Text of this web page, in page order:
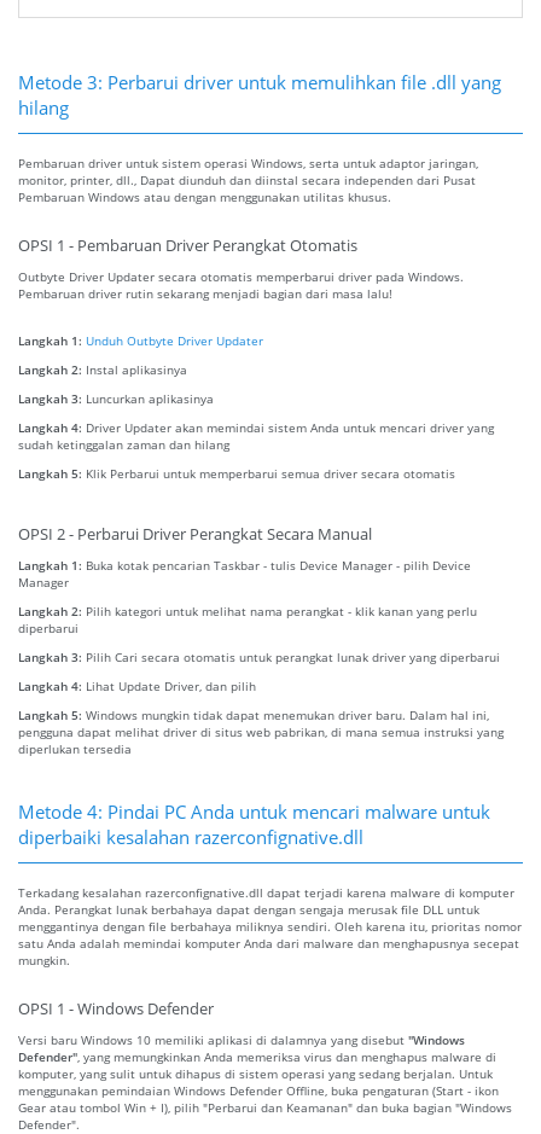
Metode 3: Perbarui driver untuk memulihkan file .dll yang
hilang
Pembaruan driver untuk sistem operasi Windows, serta untuk adaptor jaringan,
monitor, printer, dll., Dapat diunduh dan diinstal secara independen dari Pusat
Pembaruan Windows atau dengan menggunakan utilitas khusus.
OPSI 1 - Pembaruan Driver Perangkat Otomatis
Outbyte Driver Updater secara otomatis memperbarui driver pada Windows.
Pembaruan driver rutin sekarang menjadi bagian dari masa lalu!
Langkah 1: Unduh Outbyte Driver Updater
Langkah 2: Instal aplikasinya
Langkah 3: Luncurkan aplikasinya
Langkah 4: Driver Updater akan memindai sistem Anda untuk mencari driver yang
sudah ketinggalan zaman dan hilang
Langkah 5: Klik Perbarui untuk memperbarui semua driver secara otomatis
OPSI 2 - Perbarui Driver Perangkat Secara Manual
Langkah 1: Buka kotak pencarian Taskbar - tulis Device Manager - pilih Device
Manager
Langkah 2: Pilih kategori untuk melihat nama perangkat - klik kanan yang perlu
diperbarui
Langkah 3: Pilih Cari secara otomatis untuk perangkat lunak driver yang diperbarui
Langkah 4: Lihat Update Driver, dan pilih
Langkah 5: Windows mungkin tidak dapat menemukan driver baru. Dalam hal ini,
pengguna dapat melihat driver di situs web pabrikan, di mana semua instruksi yang
diperlukan tersedia
Metode 4: Pindai PC Anda untuk mencari malware untuk
diperbaiki kesalahan razerconfignative.dll
Terkadang kesalahan razerconfignative.dll dapat terjadi karena malware di komputer
Anda. Perangkat lunak berbahaya dapat dengan sengaja merusak file DLL untuk
menggantinya dengan file berbahaya miliknya sendiri. Oleh karena itu, prioritas nomor
satu Anda adalah memindai komputer Anda dari malware dan menghapusnya secepat
mungkin.
OPSI 1 - Windows Defender
Versi baru Windows 10 memiliki aplikasi di dalamnya yang disebut "Windows
Defender" , yang memungkinkan Anda memeriksa virus dan menghapus malware di
komputer, yang sulit untuk dihapus di sistem operasi yang sedang berjalan. Untuk
menggunakan pemindaian Windows Defender Offline, buka pengaturan (Start - ikon
Gear atau tombol Win + I), pilih "Perbarui dan Keamanan" dan buka bagian "Windows
Defender".